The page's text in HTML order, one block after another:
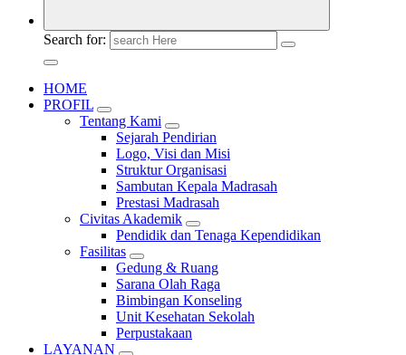
Search for:
HOME
PROFIL
Tentang Kami
Sejarah Pendirian
Logo, Visi dan Misi
Struktur Organisasi
Sambutan Kepala Madrasah
Prestasi Madrasah
Civitas Akademik
Pendidik dan Tenaga Kependidikan
Fasilitas
Gedung & Ruang
Sarana Olah Raga
Bimbingan Konseling
Unit Kesehatan Sekolah
Perpustakaan
LAYANAN